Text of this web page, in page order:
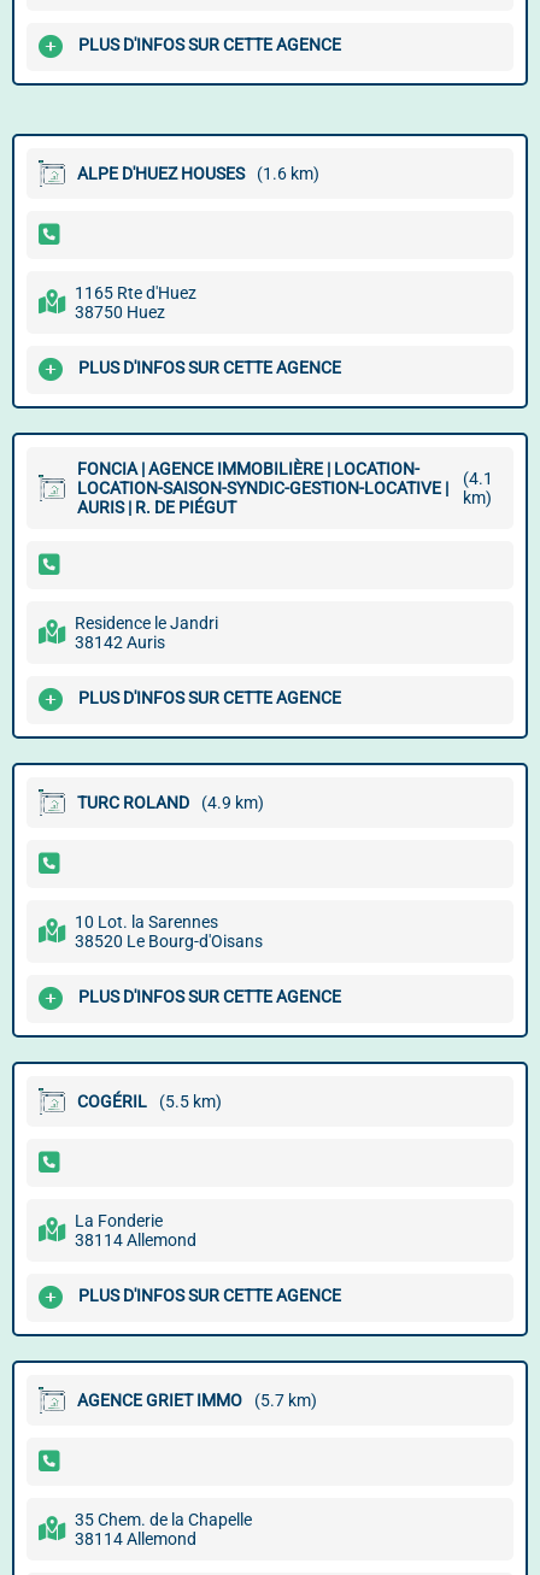
PLUS D'INFOS SUR CETTE AGENCE
ALPE D'HUEZ HOUSES (1.6 km)
1165 Rte d'Huez
38750 Huez
PLUS D'INFOS SUR CETTE AGENCE
FONCIA | AGENCE IMMOBILIÈRE | LOCATION-
LOCATION-SAISON-SYNDIC-GESTION-LOCATIVE |
AURIS | R. DE PIÉGUT
(4.1
km)
Residence le Jandri
38142 Auris
PLUS D'INFOS SUR CETTE AGENCE
TURC ROLAND (4.9 km)
10 Lot. la Sarennes
38520 Le Bourg-d'Oisans
PLUS D'INFOS SUR CETTE AGENCE
COGÉRIL (5.5 km)
La Fonderie
38114 Allemond
PLUS D'INFOS SUR CETTE AGENCE
AGENCE GRIET IMMO (5.7 km)
35 Chem. de la Chapelle
38114 Allemond